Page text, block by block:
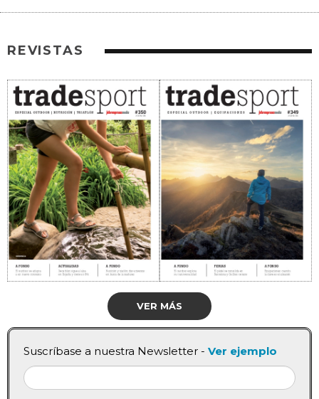
REVISTAS
VER MÁS
Suscríbase a nuestra Newsletter - Ver ejemplo